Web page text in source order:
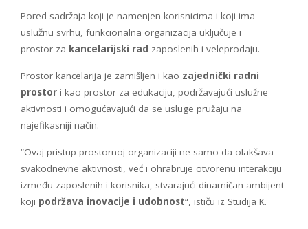
Pored sadržaja koji je namenjen korisnicima i koji ima
uslužnu svrhu, funkcionalna organizacija uključuje i
prostor za kancelarijski rad zaposlenih i veleprodaju.
Prostor kancelarija je zamišljen i kao zajednički radni
prostor i kao prostor za edukaciju, podržavajući uslužne
aktivnosti i omogućavajući da se usluge pružaju na
najefikasniji način.
“Ovaj pristup prostornoj organizaciji ne samo da olakšava
svakodnevne aktivnosti, već i ohrabruje otvorenu interakciju
između zaposlenih i korisnika, stvarajući dinamičan ambijent
koji podržava inovacije i udobnost“, ističu iz Studija K.